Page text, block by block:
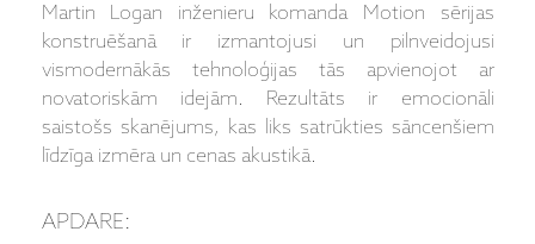
Martin Logan inženieru komanda Motion sērijas
konstruēšanā ir izmantojusi un pilnveidojusi
vismodernākās tehnoloģijas tās apvienojot ar
novatoriskām idejām. Rezultāts ir emocionāli
saistošs skanējums, kas liks satrūkties sāncenšiem
līdzīga izmēra un cenas akustikā.
APDARE: